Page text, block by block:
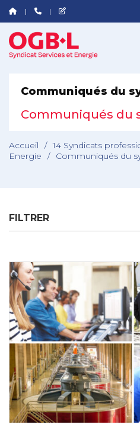
Communiqués du
Communiqués du
Accueil / 14 Syndicats
Energie
/ Communiqués du
FILTRER